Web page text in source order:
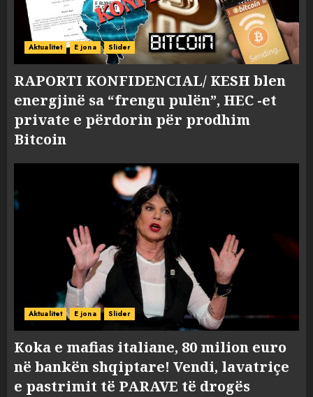
Aktualitet E jona Slider
RAPORTI KONFIDENCIAL/ KESH blen
energjinë sa “frengu pulën”, HEC -et
private e përdorin për prodhim
Bitcoin
Aktualitet E jona Slider
Koka e mafias italiane, 80 milion euro
në bankën shqiptare! Vendi, lavatriçe
e pastrimit të PARAVE të drogës